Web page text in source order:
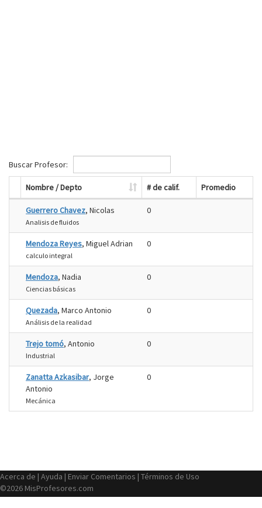
Buscar Profesor:
Nombre / Depto # de calif. Promedio
Guerrero Chavez, Nicolas
Analisis de fluidos
0
Mendoza Reyes, Miguel Adrian
calculo integral
0
Mendoza, Nadia
Ciencias básicas
0
Quezada, Marco Antonio
Análisis de la realidad
0
Trejo tomó, Antonio
Industrial
0
Zanatta Azkasibar, Jorge
Antonio
Mecánica
0
Acerca de | Ayuda | Enviar Comentarios | Términos de Uso
©2026 MisProfesores.com